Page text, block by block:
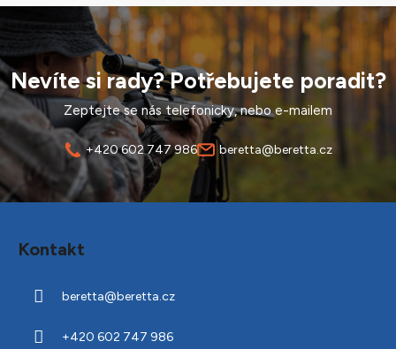
Nevíte si rady? Potřebujete poradit?
Zeptejte se nás telefonicky, nebo e-mailem
+420 602 747 986 beretta@beretta.cz
Kontakt
beretta@beretta.cz
+420 602 747 986